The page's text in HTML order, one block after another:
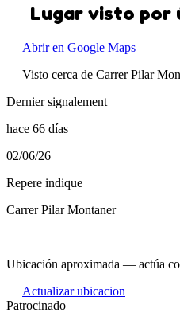
Lugar visto por
Abrir en Google Maps
Visto cerca de Carrer Pilar
Dernier signalement
hace 66 días
02/06/26
Repere indique
Carrer Pilar Montaner
Ubicación aproximada — actúa
Actualizar ubicacion
Patrocinado